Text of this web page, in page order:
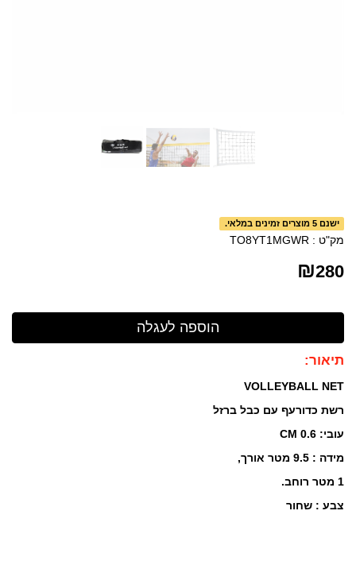
ישנם 5 מוצרים זמינים במלאי.
מק"ט : TO8YT1MGWR
₪280
תיאור:
VOLLEYBALL NET
רשת כדורעף עם כבל ברזל
עובי: 0.6
CM
מידה : 9.5 מטר אורך,
1 מטר רוחב.
צבע : שחור